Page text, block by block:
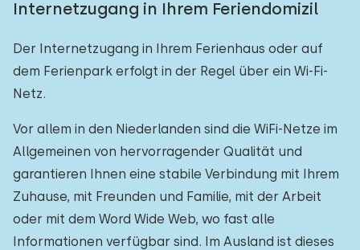
Internetzugang in Ihrem Feriendomizil
Der Internetzugang in Ihrem Ferienhaus oder auf
dem Ferienpark erfolgt in der Regel über ein Wi-Fi-
Netz.
Vor allem in den Niederlanden sind die WiFi-Netze im
Allgemeinen von hervorragender Qualität und
garantieren Ihnen eine stabile Verbindung mit Ihrem
Zuhause, mit Freunden und Familie, mit der Arbeit
oder mit dem Word Wide Web, wo fast alle
Informationen verfügbar sind. Im Ausland ist dieses